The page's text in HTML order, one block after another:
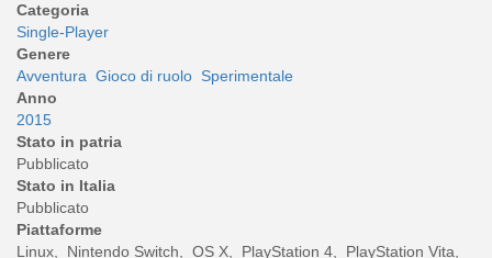
Categoria
Single-Player
Genere
Avventura Gioco di ruolo Sperimentale
Anno
2015
Stato in patria
Pubblicato
Stato in Italia
Pubblicato
Piattaforme
Linux, Nintendo Switch, OS X, PlayStation 4, PlayStation Vita,